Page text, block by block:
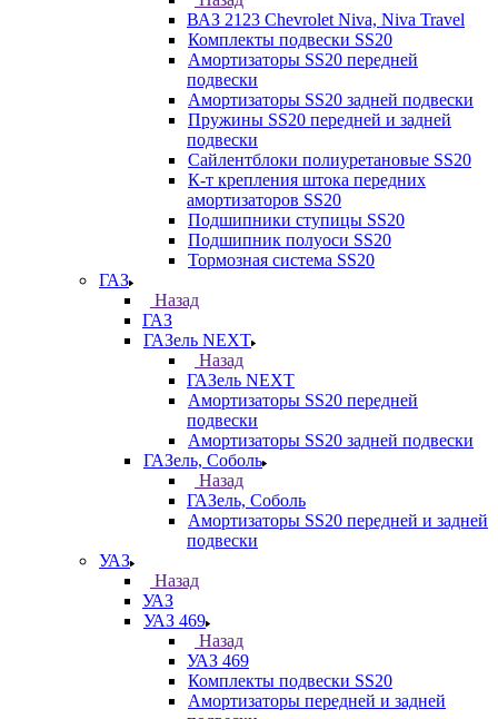
ВАЗ 2123 Chevrolet Niva, Niva Travel
Комплекты подвески SS20
Амортизаторы SS20 передней
подвески
Амортизаторы SS20 задней подвески
Пружины SS20 передней и задней
подвески
Сайлентблоки полиуретановые SS20
К-т крепления штока передних
амортизаторов SS20
Подшипники ступицы SS20
Подшипник полуоси SS20
Тормозная система SS20
ГАЗ
Назад
ГАЗ
ГАЗель NEXT
Назад
ГАЗель NEXT
Амортизаторы SS20 передней
подвески
Амортизаторы SS20 задней подвески
ГАЗель, Соболь
Назад
ГАЗель, Соболь
Амортизаторы SS20 передней и задней
подвески
УАЗ
Назад
УАЗ
УАЗ 469
Назад
УАЗ 469
Комплекты подвески SS20
Амортизаторы передней и задней